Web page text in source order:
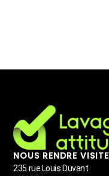
NOUS RENDRE VISITE
235 rue Louis Duvant